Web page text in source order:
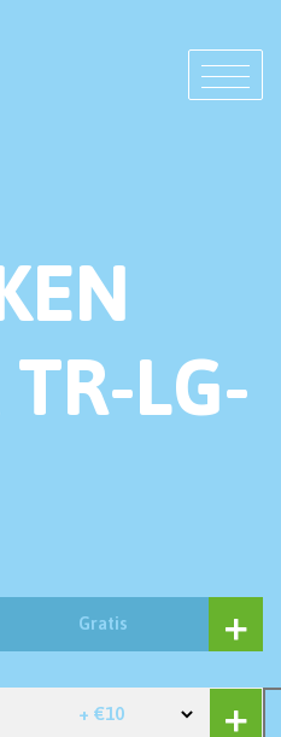
LG-
Gratis
+ €10